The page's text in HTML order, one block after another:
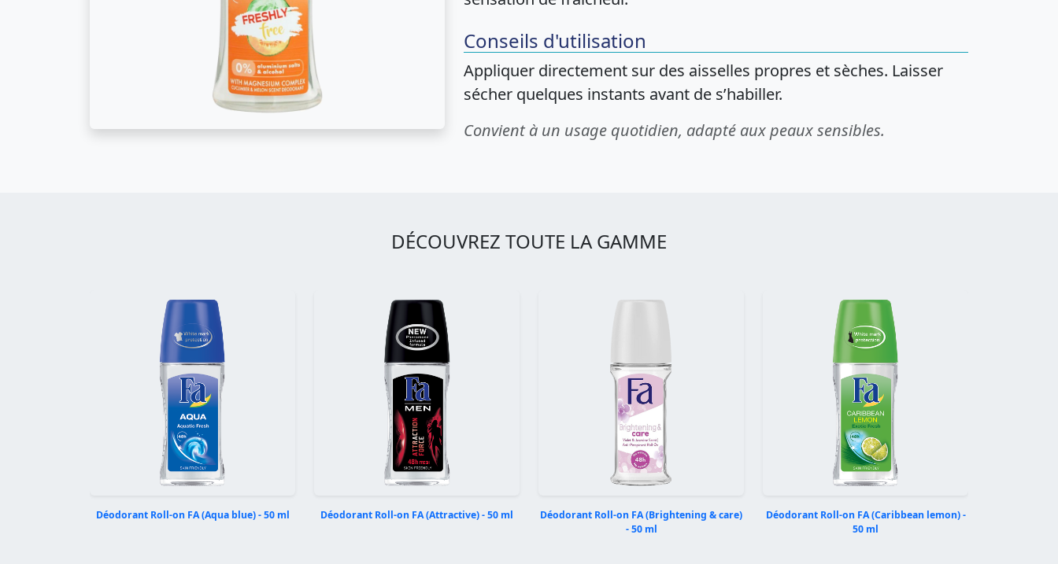
Conseils d'utilisation
Appliquer directement sur des aisselles propres et sèches. Laisser
sécher quelques instants avant de s’habiller.
Convient à un usage quotidien, adapté aux peaux sensibles.
DÉCOUVREZ TOUTE LA GAMME
Déodorant Roll-on FA (Aqua blue) - 50 ml Déodorant Roll-on FA (Attractive) - 50 ml
Déodorant Roll-on FA (Brightening & care)
- 50 ml
Déodorant Roll-on FA (Caribbean lemon) -
50 ml
Précédent